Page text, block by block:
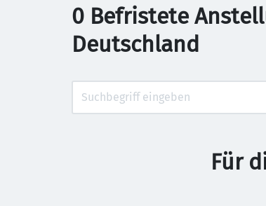
0 Befristete
Deutschland
Für